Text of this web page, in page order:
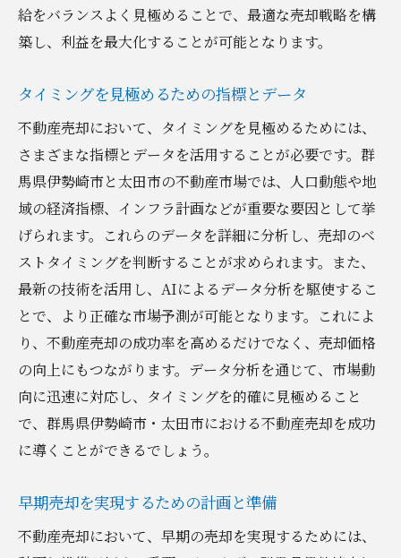
給をバランスよく見極めることで、最適な売却戦略を構
築し、利益を最大化することが可能となります。
タイミングを見極めるための指標とデータ
不動産売却において、タイミングを見極めるためには、
さまざまな指標とデータを活用することが必要です。群
馬県伊勢崎市と太田市の不動産市場では、人口動態や地
域の経済指標、インフラ計画などが重要な要因として挙
げられます。これらのデータを詳細に分析し、売却のベ
ストタイミングを判断することが求められます。また、
最新の技術を活用し、AIによるデータ分析を駆使するこ
とで、より正確な市場予測が可能となります。これによ
り、不動産売却の成功率を高めるだけでなく、売却価格
の向上にもつながります。データ分析を通じて、市場動
向に迅速に対応し、タイミングを的確に見極めること
で、群馬県伊勢崎市・太田市における不動産売却を成功
に導くことができるでしょう。
早期売却を実現するための計画と準備
不動産売却において、早期の売却を実現するためには、